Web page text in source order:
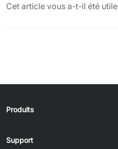
Cet article vous a-t-il été
Produits
Support